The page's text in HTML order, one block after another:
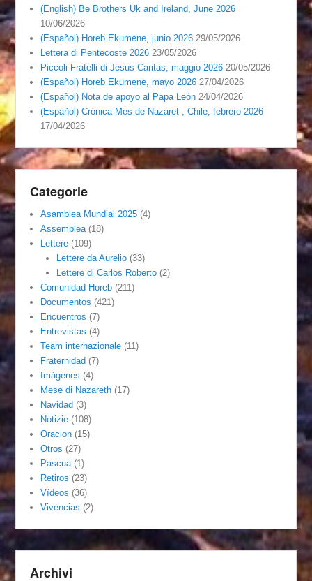
(English) Be Brothers Uk and Ireland, June 2026
10/06/2026
(Español) Horeb Ekumene, junio 2026 29/05/2026
Lettera di Pentecoste 2026 23/05/2026
Piccoli Fratelli di Jesus Caritas, maggio 2026 20/05/2026
(Español) Horeb Ekumene, mayo 2026 27/04/2026
(Español) Nota de apoyo al Papa León 24/04/2026
(Español) Crónica Mes de Nazaret , Chile, febrero 2026
17/04/2026
Categorie
Asamblea Mundial 2025 (4)
Assemblea (18)
Lettere (109)
Lettere da Aurelio(33)
Lettere di Carlos Roberto(2)
Comunidad Horeb (211)
Documentos (421)
Encuentros (7)
Entrevistas (4)
Team internazionale (11)
Fraternidad (7)
Imágenes (4)
Mese di Nazareth (17)
Navidad (3)
Notizie (108)
Oracion (15)
Otros (27)
Pascua (1)
Retiros (23)
Vídeos (36)
Vivencias (2)
Archivi